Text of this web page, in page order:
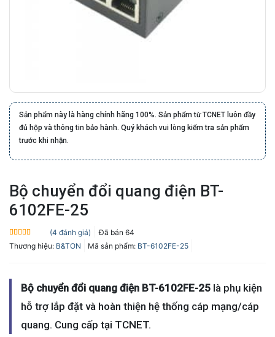
Sản phẩm này là hàng chính hãng 100%. Sản phẩm từ TCNET luôn đầy
đủ hộp và thông tin bảo hành. Quý khách vui lòng kiểm tra sản phẩm
trước khi nhận.
Bộ chuyển đổi quang điện BT-
6102FE-25
5.0trên 5
dựa trên
4
(4 đánh giá) Đã bán 64
Thương hiệu: B&TON Mã sản phẩm: BT-6102FE-25
Bộ chuyển đổi quang điện BT-6102FE-25 là phụ kiện
hỗ trợ lắp đặt và hoàn thiện hệ thống cáp mạng/cáp
quang. Cung cấp tại TCNET.